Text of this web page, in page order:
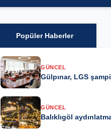
Popüler Haberler
GÜNCEL
Gülpınar, LGS
GÜNCEL
Balıklıgöl